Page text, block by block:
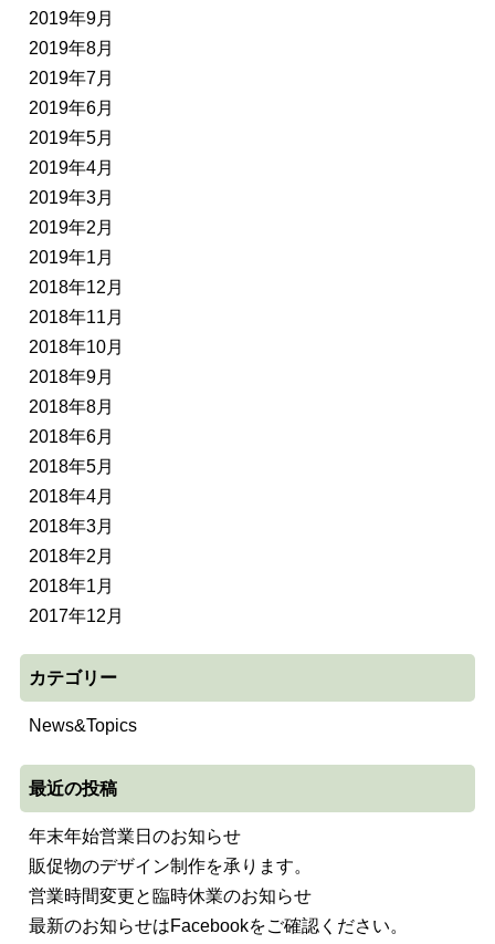
2019年9月
2019年8月
2019年7月
2019年6月
2019年5月
2019年4月
2019年3月
2019年2月
2019年1月
2018年12月
2018年11月
2018年10月
2018年9月
2018年8月
2018年6月
2018年5月
2018年4月
2018年3月
2018年2月
2018年1月
2017年12月
カテゴリー
News&Topics
最近の投稿
年末年始営業日のお知らせ
販促物のデザイン制作を承ります。
営業時間変更と臨時休業のお知らせ
最新のお知らせはFacebookをご確認ください。